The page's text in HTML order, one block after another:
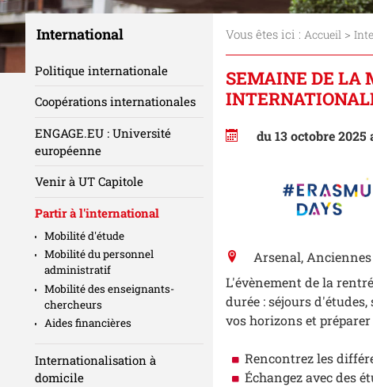
Vous êtes ici : Accueil>
SEMAINE DE LA
du 13 octobre 2025
Arsenal,
L'évènement de la
durée : séjours
vos horizons et
Rencontrez les
Échangez avec des
International
Politique internationale
Coopérations internationales
ENGAGE.EU : Université
européenne
Venir à UT Capitole
Partir à l'international
Mobilité d'étude
Mobilité du personnel
administratif
Mobilité des enseignants-
chercheurs
Aides financières
Internationalisation à
domicile